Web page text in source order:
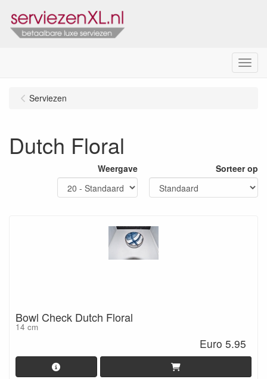
Menu
Serviezen
Dutch Floral
Weergave Sorteer op
Bowl Check Dutch Floral
14 cm
Euro 5.95